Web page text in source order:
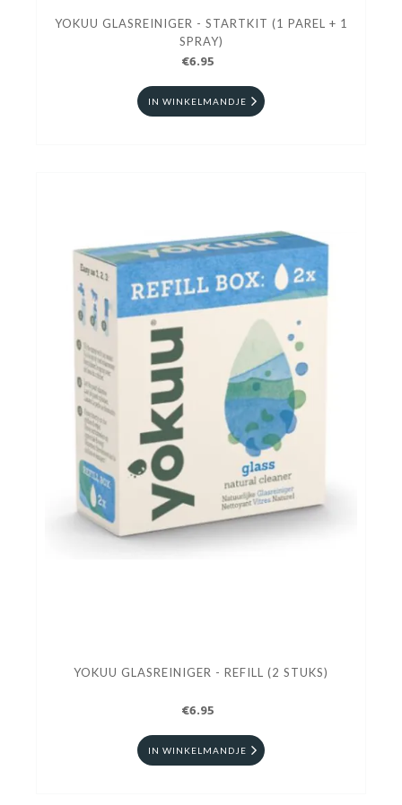
YOKUU GLASREINIGER - STARTKIT (1 PAREL + 1
SPRAY)
€6.95
IN WINKELMANDJE
YOKUU GLASREINIGER - REFILL (2 STUKS)
€6.95
IN WINKELMANDJE